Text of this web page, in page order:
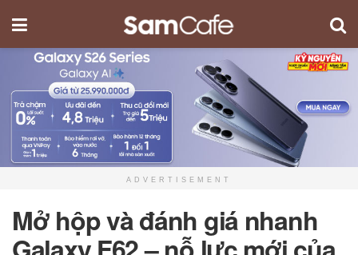
ADVERTISEMENT
Mở hộp và đánh giá nhanh